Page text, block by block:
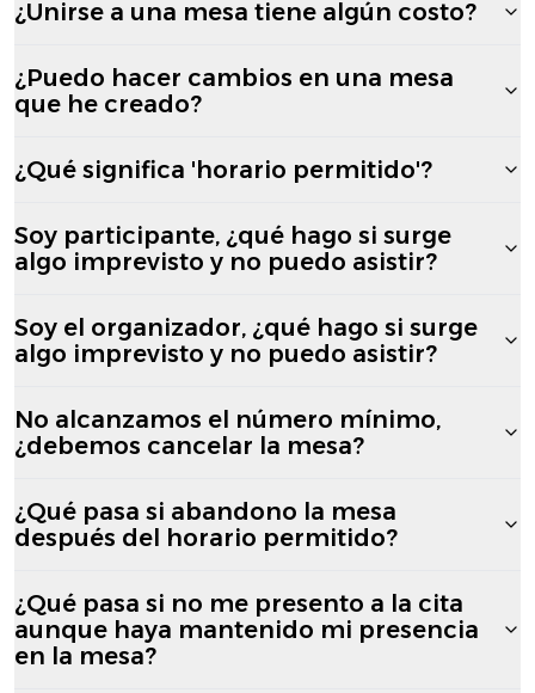
¿Unirse a una mesa tiene algún costo?
¿Puedo hacer cambios en una mesa
que he creado?
¿Qué significa 'horario permitido'?
Soy participante, ¿qué hago si surge
algo imprevisto y no puedo asistir?
Soy el organizador, ¿qué hago si surge
algo imprevisto y no puedo asistir?
No alcanzamos el número mínimo,
¿debemos cancelar la mesa?
¿Qué pasa si abandono la mesa
después del horario permitido?
¿Qué pasa si no me presento a la cita
aunque haya mantenido mi presencia
en la mesa?